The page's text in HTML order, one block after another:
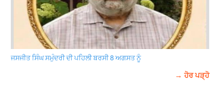
ਜਸਜੀਤ ਸਿੰਘ ਸਮੁੰਦਰੀ ਦੀ ਪਹਿਲੀ ਬਰਸੀ 8 ਅਗਸਤ ਨੂੰ
→ ਹੋਰ ਪੜ੍ਹੋ